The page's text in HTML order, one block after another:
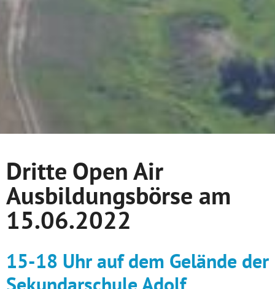
Dritte Open Air
Ausbildungsbörse am
15.06.2022
15-18 Uhr auf dem Gelände der